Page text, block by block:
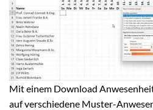
Mit einem Download
auf verschiedene Muster-